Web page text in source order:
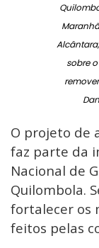
sobre
O projeto de
faz parte da
Nacional de
Quilombola.
fortalecer os
feitos pelas